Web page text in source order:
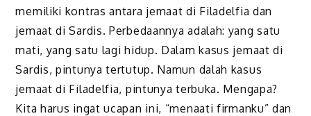
memiliki kontras antara jemaat di Filadelfia dan
jemaat di Sardis. Perbedaannya adalah: yang satu
mati, yang satu lagi hidup. Dalam kasus jemaat di
Sardis, pintunya tertutup. Namun dalah kasus
jemaat di Filadelfia, pintunya terbuka. Mengapa?
Kita harus ingat ucapan ini, “menaati firmanku” dan